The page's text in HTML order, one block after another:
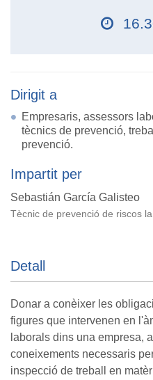
Dirigit a
Empresaris, assessors
tècnics de prevenció,
prevenció.
Impartit per
Sebastián García Galisteo
Tècnic de prevenció de riscos
Detall
Donar a conèixer les
figures que intervenen en
laborals dins una empresa,
coneixements necessaris
inspecció de treball en